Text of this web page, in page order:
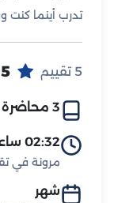
تدرب أينما كنت
5 تقييم 5
3 محاضرة
02:32 ساعة تدريبية
مرونة في
شهر